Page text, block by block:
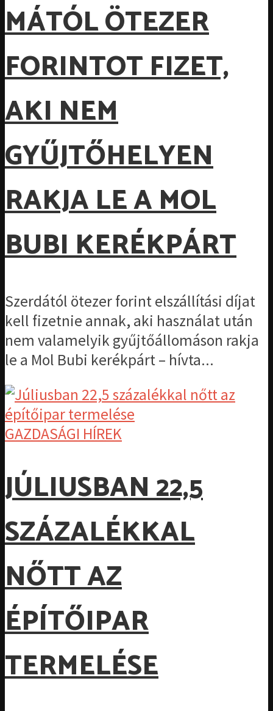
MÁTÓL ÖTEZER
FORINTOT FIZET,
AKI NEM
GYŰJTŐHELYEN
RAKJA LE A MOL
BUBI KERÉKPÁRT
Szerdától ötezer forint elszállítási díjat
kell fizetnie annak, aki használat után
nem valamelyik gyűjtőállomáson rakja
le a Mol Bubi kerékpárt – hívta...
GAZDASÁGI HÍREK
JÚLIUSBAN 22,5
SZÁZALÉKKAL
NŐTT AZ
ÉPÍTŐIPAR
TERMELÉSE